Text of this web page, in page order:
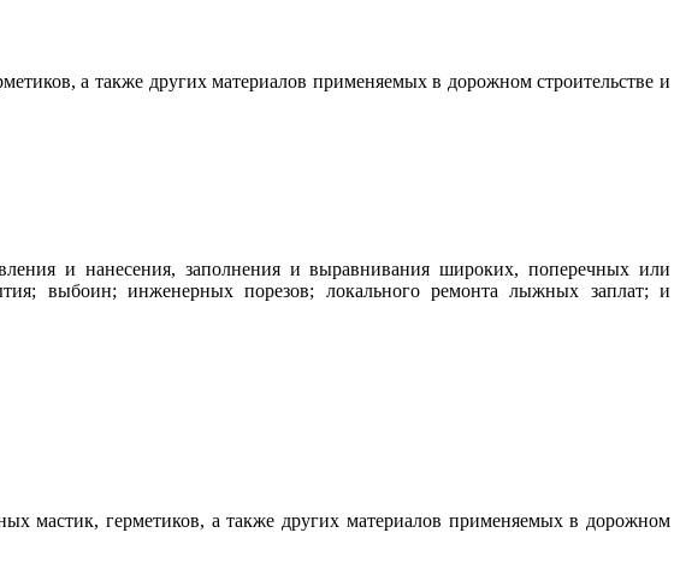
а также других материалов применяемых в дорожном строительстве и
и нанесения, заполнения и выравнивания широких, поперечных или
выбоин; инженерных порезов; локального ремонта лыжных заплат; и
мастик, герметиков, а также других материалов применяемых в дорожном